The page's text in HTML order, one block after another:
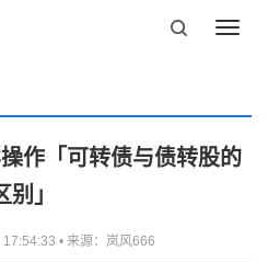
作「可转债与债转股的
别」
• 来源：岚风666